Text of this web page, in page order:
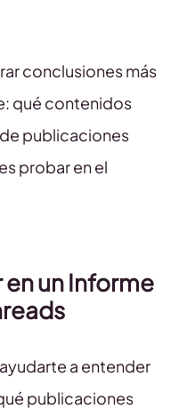
conclusiones más
qué contenidos
publicaciones
probar en el
un Informe
a entender
publicaciones